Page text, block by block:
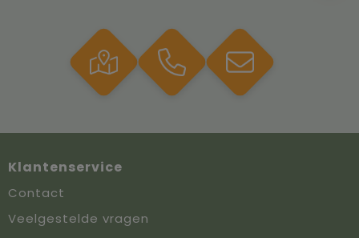
Klantenservice
Contact
Veelgestelde vragen